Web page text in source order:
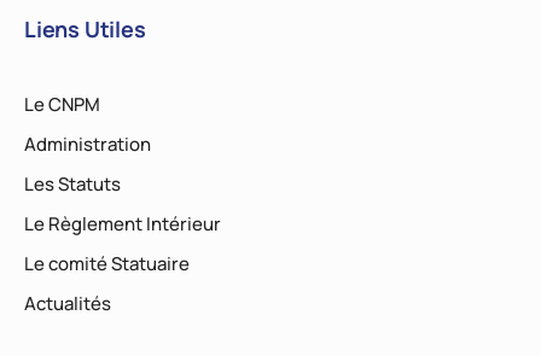
Liens Utiles
Le CNPM
Administration
Les Statuts
Le Règlement Intérieur
Le comité Statuaire
Actualités